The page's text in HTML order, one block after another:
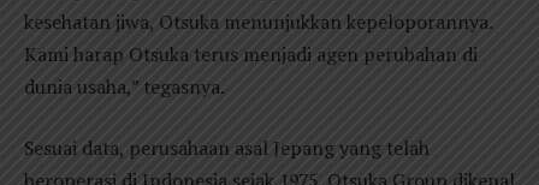
kesehatan jiwa, Otsuka menunjukkan kepeloporannya.
Kami harap Otsuka terus menjadi agen perubahan di
dunia usaha,” tegasnya.
Sesuai data, perusahaan asal Jepang yang telah